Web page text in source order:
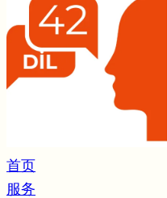
首页
服务